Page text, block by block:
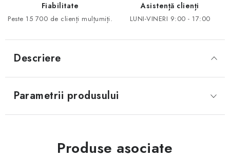
Fiabilitate
Peste 15 700 de clienți mulțumiți.
Asistență clienți
LUNI-VINERI 9:00 - 17:00
Descriere
Parametrii produsului
Produse asociate